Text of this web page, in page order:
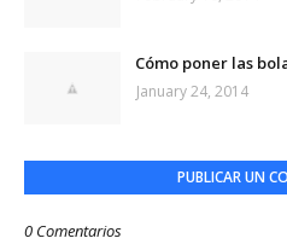
Cómo poner las
January 24, 2014
PUBLICAR UN
0 Comentarios